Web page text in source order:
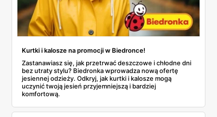
Kurtki i kalosze na promocji w Biedronce!
Zastanawiasz się, jak przetrwać deszczowe i chłodne dni
bez utraty stylu? Biedronka wprowadza nową ofertę
jesiennej odzieży. Odkryj, jak kurtki i kalosze mogą
uczynić twoją jesień przyjemniejszą i bardziej
komfortową.